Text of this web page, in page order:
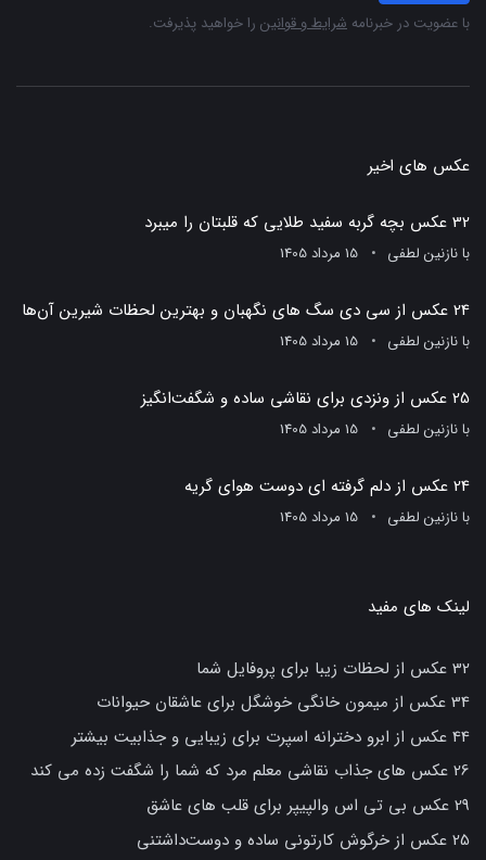
با عضویت در خبرنامه شرایط و قوانین را خواهید پذیرفت.
عکس های اخیر
32 عکس بچه گربه سفید طلایی که قلبتان را میبرد
بانازنین لطفی 15 مرداد 1405
24 عکس از سی دی سگ های نگهبان و بهترین لحظات شیرین آن‌ها
بانازنین لطفی 15 مرداد 1405
25 عکس از ونزدی برای نقاشی ساده و شگفت‌انگیز
بانازنین لطفی 15 مرداد 1405
24 عکس از دلم گرفته ای دوست هوای گریه
بانازنین لطفی 15 مرداد 1405
لینک های مفید
32 عکس از لحظات زیبا برای پروفایل شما
34 عکس از میمون خانگی خوشگل برای عاشقان حیوانات
44 عکس از ابرو دخترانه اسپرت برای زیبایی و جذابیت بیشتر
26 عکس های جذاب نقاشی معلم مرد که شما را شگفت زده می کند
29 عکس بی تی اس والپیپر برای قلب های عاشق
25 عکس از خرگوش کارتونی ساده و دوست‌داشتنی